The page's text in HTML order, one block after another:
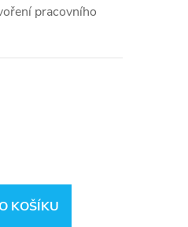
pracovního
KOŠÍKU